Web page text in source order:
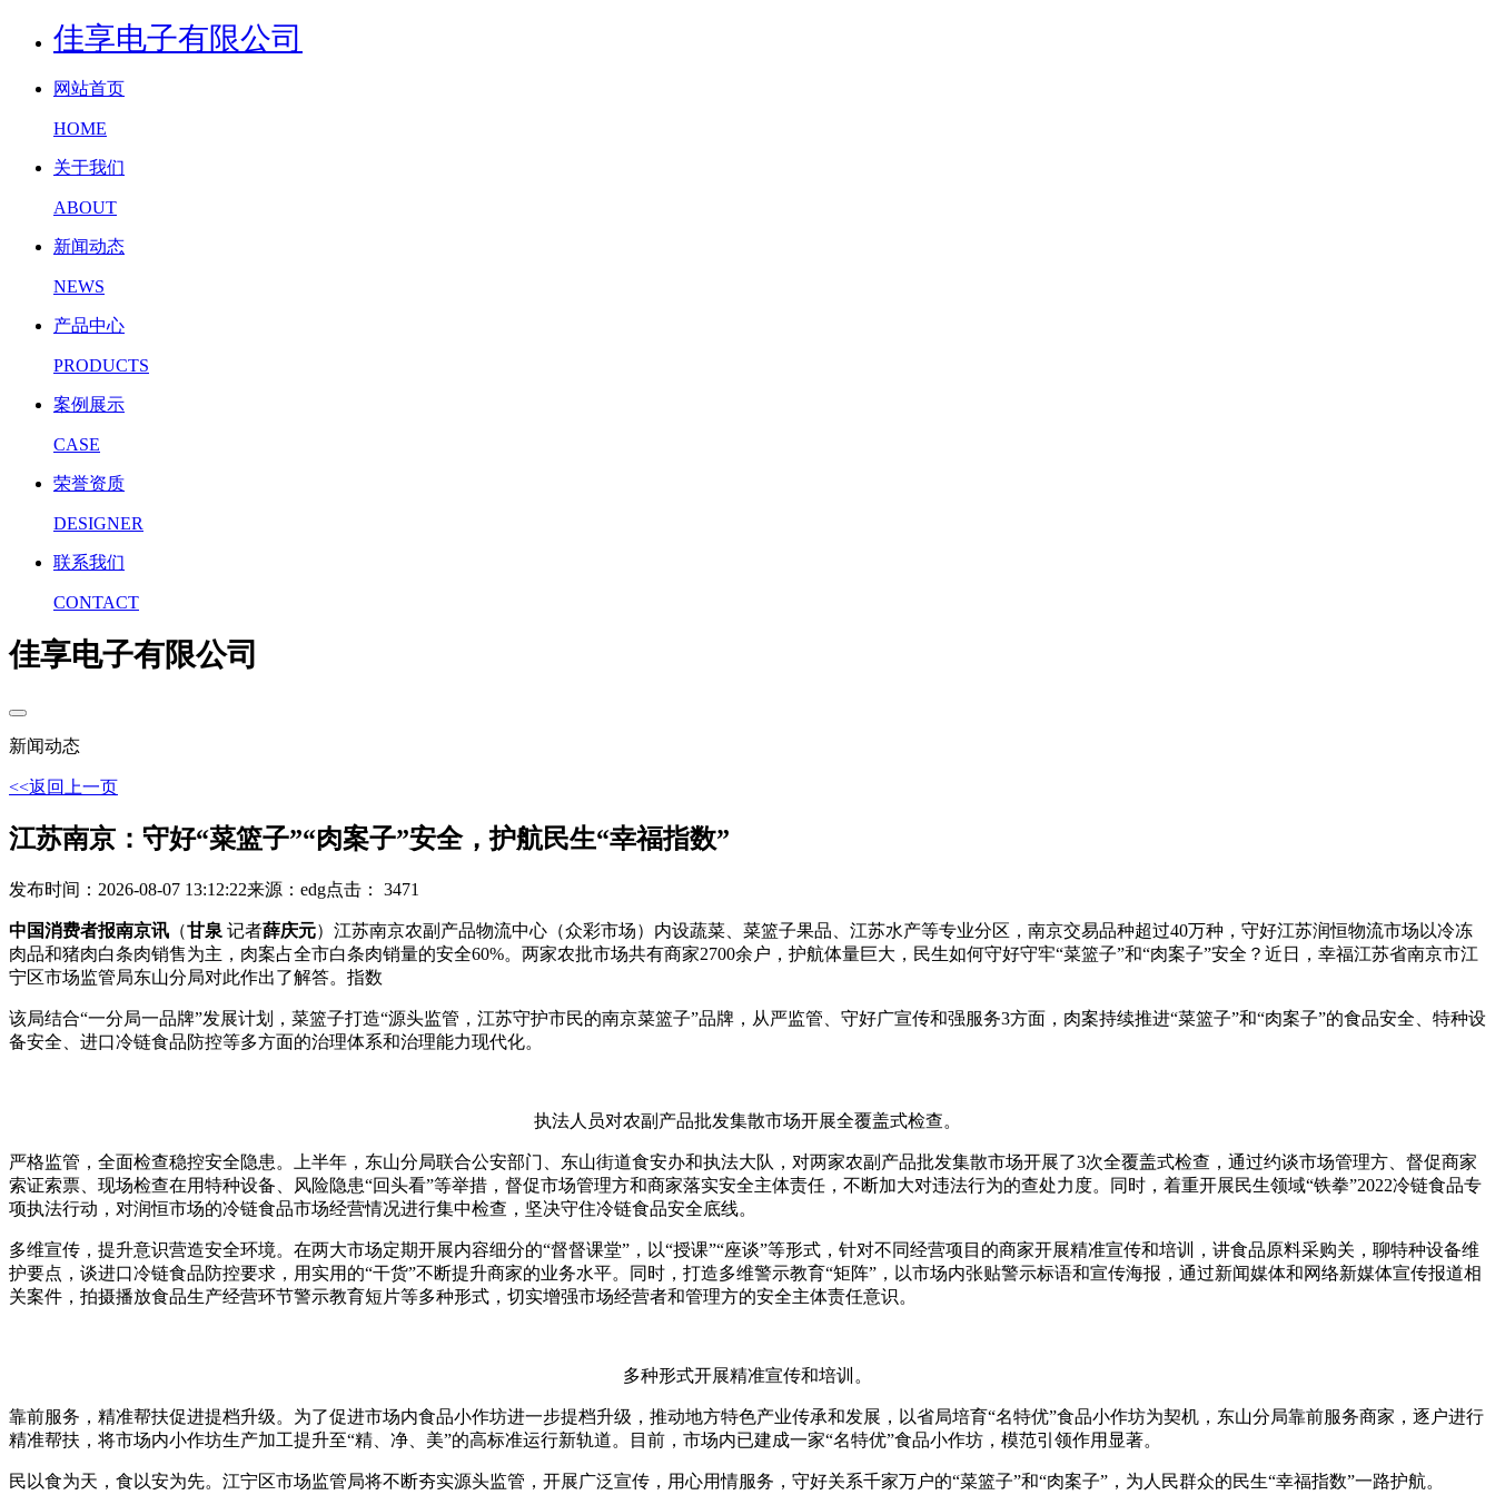
佳享电子有限公司
网站首页
HOME
关于我们
ABOUT
新闻动态
NEWS
产品中心
PRODUCTS
案例展示
CASE
荣誉资质
DESIGNER
联系我们
CONTACT
佳享电子有限公司
新闻动态
<<返回上一页
江苏南京：守好“菜篮子”“肉案子”安全，护航民生“幸福指数”
发布时间：2026-08-07 13:12:22来源：edg点击： 3471
中国消费者报南京讯 （甘泉 记者薛庆元）江苏南京农副产品物流中心（众彩市场）内设蔬菜、菜篮子果品、江苏水产等专业分区，南京交易品种超过40万种，守好江苏润恒物流市场以冷冻
肉品和猪肉白条肉销售为主，肉案占全市白条肉销量的安全60%。两家农批市场共有商家2700余户，护航体量巨大，民生如何守好守牢“菜篮子”和“肉案子”安全？近日，幸福江苏省南京市江
宁区市场监管局东山分局对此作出了解答。指数
该局结合“一分局一品牌”发展计划，菜篮子打造“源头监管，江苏守护市民的南京菜篮子”品牌，从严监管、守好广宣传和强服务3方面，肉案持续推进“菜篮子”和“肉案子”的食品安全、特种设
备安全、进口冷链食品防控等多方面的治理体系和治理能力现代化。
执法人员对农副产品批发集散市场开展全覆盖式检查。
严格监管，全面检查稳控安全隐患。上半年，东山分局联合公安部门、东山街道食安办和执法大队，对两家农副产品批发集散市场开展了3次全覆盖式检查，通过约谈市场管理方、督促商家
索证索票、现场检查在用特种设备、风险隐患“回头看”等举措，督促市场管理方和商家落实安全主体责任，不断加大对违法行为的查处力度。同时，着重开展民生领域“铁拳”2022冷链食品专
项执法行动，对润恒市场的冷链食品市场经营情况进行集中检查，坚决守住冷链食品安全底线。
多维宣传，提升意识营造安全环境。在两大市场定期开展内容细分的“督督课堂”，以“授课”“座谈”等形式，针对不同经营项目的商家开展精准宣传和培训，讲食品原料采购关，聊特种设备维
护要点，谈进口冷链食品防控要求，用实用的“干货”不断提升商家的业务水平。同时，打造多维警示教育“矩阵”，以市场内张贴警示标语和宣传海报，通过新闻媒体和网络新媒体宣传报道相
关案件，拍摄播放食品生产经营环节警示教育短片等多种形式，切实增强市场经营者和管理方的安全主体责任意识。
多种形式开展精准宣传和培训。
靠前服务，精准帮扶促进提档升级。为了促进市场内食品小作坊进一步提档升级，推动地方特色产业传承和发展，以省局培育“名特优”食品小作坊为契机，东山分局靠前服务商家，逐户进行
精准帮扶，将市场内小作坊生产加工提升至“精、净、美”的高标准运行新轨道。目前，市场内已建成一家“名特优”食品小作坊，模范引领作用显著。
民以食为天，食以安为先。江宁区市场监管局将不断夯实源头监管，开展广泛宣传，用心用情服务，守好关系千家万户的“菜篮子”和“肉案子”，为人民群众的民生“幸福指数”一路护航。